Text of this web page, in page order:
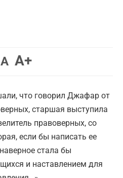
AВернуть
A+Увеличить
что говорил Джафар от
старшая выступила
правоверных, со
если бы написать ее
стала бы
и наставлением для